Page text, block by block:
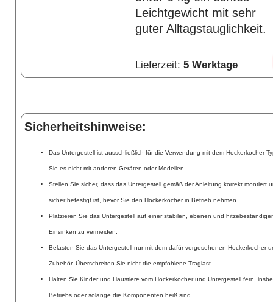
Leichtgewicht mit sehr
guter Alltagstauglichkeit.
Lieferzeit: 5 Werktage
Sicherheitshinweise:
Das Untergestell ist ausschließlich für die Verwendung mit dem Hockerkocher
Sie es nicht mit anderen Geräten oder Modellen.
Stellen Sie sicher, dass das Untergestell gemäß der Anleitung korrekt montiert
sicher befestigt ist, bevor Sie den Hockerkocher in Betrieb nehmen.
Platzieren Sie das Untergestell auf einer stabilen, ebenen und
Einsinken zu vermeiden.
Belasten Sie das Untergestell nur mit dem dafür vorgesehenen Hockerkocher
Zubehör. Überschreiten Sie nicht die empfohlene Traglast.
Halten Sie Kinder und Haustiere vom Hockerkocher und Untergestell fern,
Betriebs oder solange die Komponenten heiß sind.